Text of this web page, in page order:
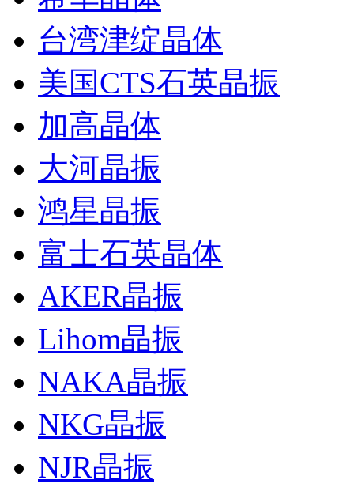
台湾津绽晶体
美国CTS石英晶振
加高晶体
大河晶振
鸿星晶振
富士石英晶体
AKER晶振
Lihom晶振
NAKA晶振
NKG晶振
NJR晶振